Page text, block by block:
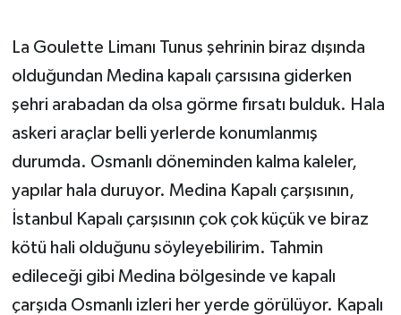
La Goulette Limanı Tunus şehrinin biraz dışında
olduğundan Medina kapalı çarsısına giderken
şehri arabadan da olsa görme fırsatı bulduk. Hala
askeri araçlar belli yerlerde konumlanmış
durumda. Osmanlı döneminden kalma kaleler,
yapılar hala duruyor. Medina Kapalı çarşısının,
İstanbul Kapalı çarşısının çok çok küçük ve biraz
kötü hali olduğunu söyleyebilirim. Tahmin
edileceği gibi Medina bölgesinde ve kapalı
çarşıda Osmanlı izleri her yerde görülüyor. Kapalı